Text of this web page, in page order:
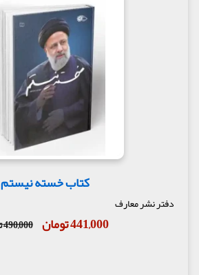
کتاب خسته نیستم
دفتر نشر معارف
441,000 تومان 490,000 تومان